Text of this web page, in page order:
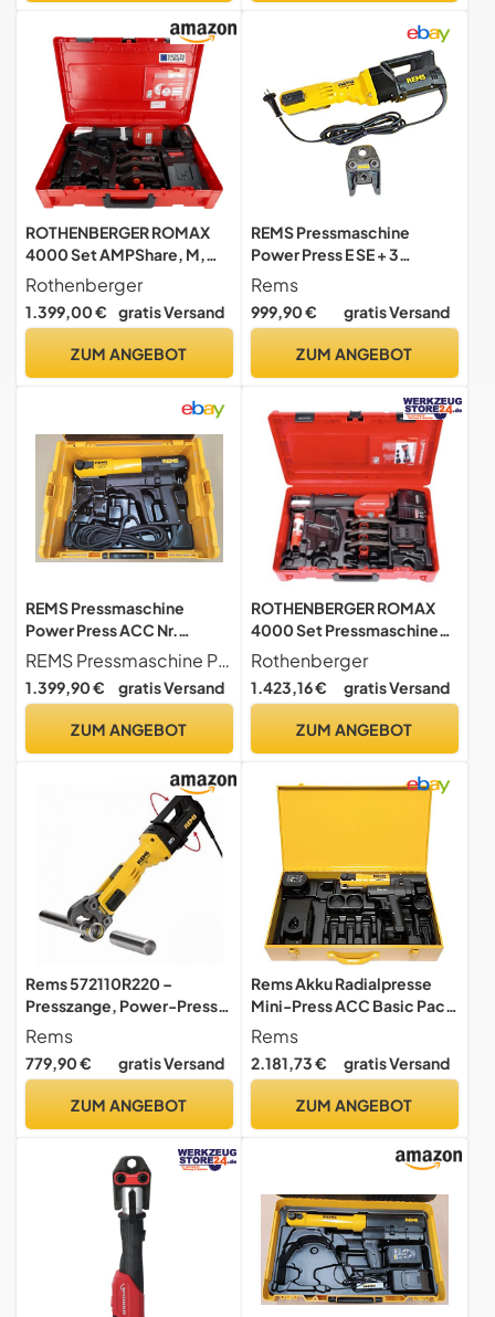
ROTHENBERGER ROMAX
4000 Set AMPShare, M,
15-22-28mm, 4Ah Akku |
1000004174 |
Pressmaschine,
Presse, akkubetriebene
Pressbacken, Presszangen
Rothenberger
1.399,00 € gratis Versand
ZUM ANGEBOT
REMS Pressmaschine
Power Press E SE + 3
Pressbacken Presszangen V
M Heizung
Rems
999,90 € gratis Versand
ZUM ANGEBOT
REMS Pressmaschine
Power Press ACC Nr.
577013 in L-Boxx
Radialpresse Sanitär
REMS Pressmaschine Power Press ACC Nr. 577013 in L Boxx Radialpresse Sanitär
1.399,90 € gratis Versand
ZUM ANGEBOT
ROTHENBERGER ROMAX
4000 Set Pressmaschine
Standard, EU, 4Ah Akku
Kapazität, SV Pressbacken
Kontur, 15mm-22mm-
Durchmesser | 1000001924
Rohre
Rothenberger
1.423,16 € gratis Versand
ZUM ANGEBOT
Rems 572110R220 –
Presszange, Power-Press
Eingang
Rems
779,90 € gratis Versand
ZUM ANGEBOT
Rems Akku Radialpresse
Mini-Press ACC Basic Pack
(Schubkraft 22 kN,
Pressmaschine mit
Stahlkasten, automatischer
Bauform) 578012 R220
Rems
2.181,73 € gratis Versand
ZUM ANGEBOT